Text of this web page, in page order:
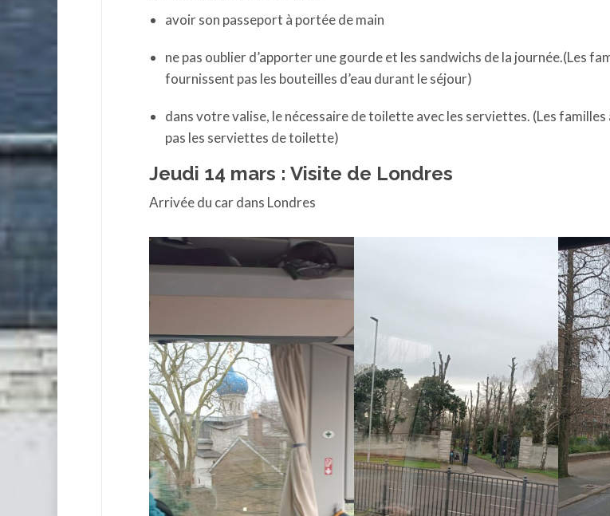
avoir son passeport à portée de main
ne pas oublier d’apporter une gourde et les sandwichs de la journée.(Les
fournissent pas les bouteilles d’eau durant le séjour)
dans votre valise, le nécessaire de toilette avec les serviettes. (Les
pas les serviettes de toilette)
Jeudi 14 mars : Visite de Londres
Arrivée du car dans Londres